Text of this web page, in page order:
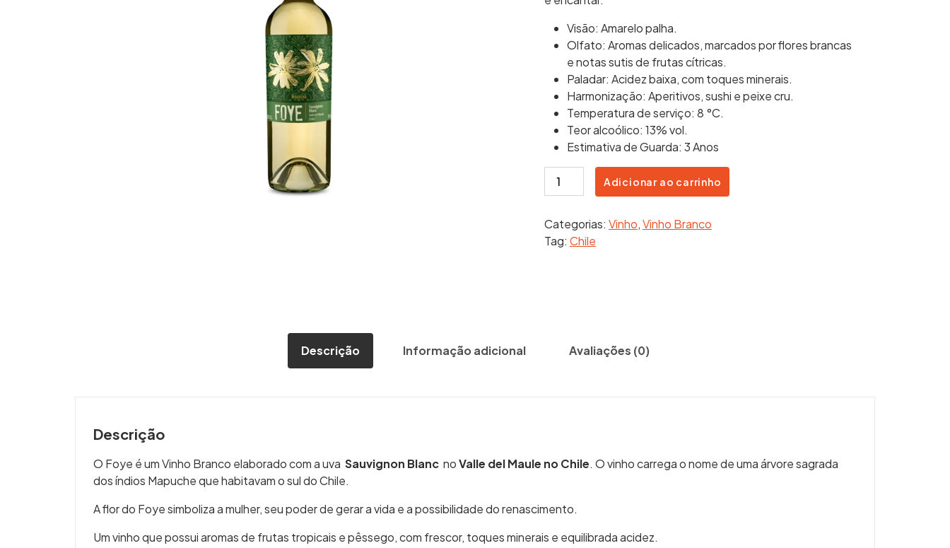
Visão: Amarelo palha.
Olfato: Aromas delicados, marcados por flores brancas
e notas sutis de frutas cítricas.
Paladar: Acidez baixa, com toques minerais.
Harmonização: Aperitivos, sushi e peixe cru.
Temperatura de serviço: 8 °C.
Teor alcoólico: 13% vol.
Estimativa de Guarda: 3 Anos
Foye
Blanc
quantidade
Adicionar ao carrinho
Categorias: Vinho,Vinho Branco
Tag: Chile
Descrição Informação adicional Avaliações (0)
Descrição
O Foye é um Vinho Branco elaborado com a uva Sauvignon Blanc noValle del Maule no Chile. O vinho carrega o nome de uma árvore sagrada
dos índios Mapuche que habitavam o sul do Chile.
A flor do Foye simboliza a mulher, seu poder de gerar a vida e a possibilidade do renascimento.
Um vinho que possui aromas de frutas tropicais e pêssego, com frescor, toques minerais e equilibrada acidez.